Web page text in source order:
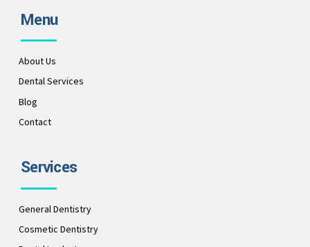
Menu
About Us
Dental Services
Blog
Contact
Services
General Dentistry
Cosmetic Dentistry